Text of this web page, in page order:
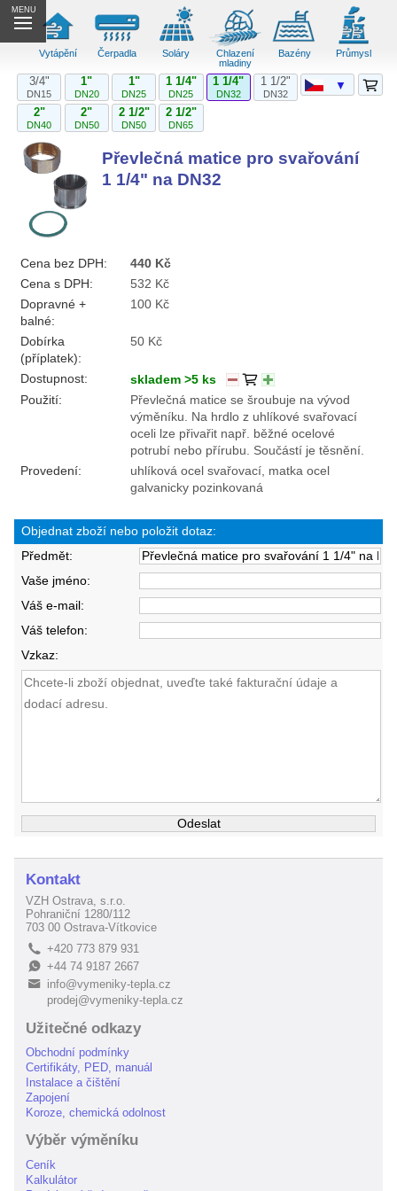
MENU
Vytápění Čerpadla Soláry
Chlazení
mladiny
Bazény Průmysl
3/4"
DN15
1"
DN20
1"
DN25
1 1/4"
DN25
1 1/4"
DN32
1 1/2"
DN32
2"
DN40
2"
DN50
2 1/2"
DN50
2 1/2"
DN65
Převlečná matice pro svařování
1 1/4" na DN32
Cena bez DPH:
440 Kč
Cena s DPH:
532 Kč
Dopravné +
balné:
100 Kč
Dobírka
(příplatek):
50 Kč
Dostupnost:
skladem >5 ks
Použití:
Převlečná matice se šroubuje na vývod
výměníku. Na hrdlo z uhlíkové svařovací
oceli lze přivařit např. běžné ocelové
potrubí nebo přírubu. Součástí je těsnění.
Provedení:
uhlíková ocel svařovací, matka ocel
galvanicky pozinkovaná
Objednat zboží nebo položit dotaz:
Předmět:
Vaše jméno:
Váš e-mail:
Váš telefon:
Vzkaz:
▼
Kontakt
VZH Ostrava, s.r.o.
Pohraniční 1280/112
703 00 Ostrava-Vítkovice
L +420 773 879 931
E+44 74 9187 2667
B
info@vymeniky-tepla.cz
prodej@vymeniky-tepla.cz
Užitečné odkazy
Obchodní podmínky
Certifikáty, PED, manuál
Instalace a čištění
Zapojení
Koroze, chemická odolnost
Výběr výměníku
Ceník
Kalkulátor